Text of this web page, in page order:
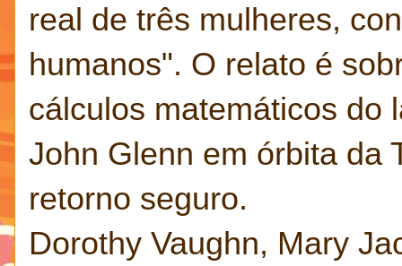
real de três mulheres,
humanos". O relato é
cálculos matemáticos do
John Glenn em órbita da
retorno seguro.
Dorothy Vaughn, Mary